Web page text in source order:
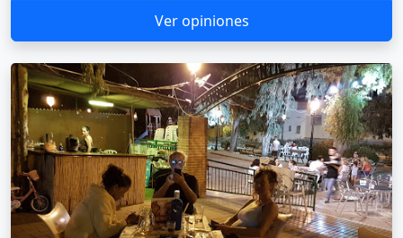
Ver opiniones